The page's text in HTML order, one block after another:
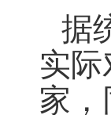
据
实
家